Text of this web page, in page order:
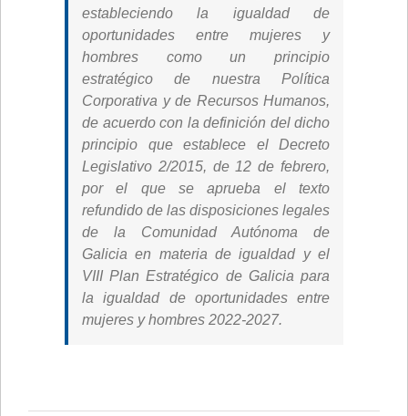
estableciendo la igualdad de
oportunidades entre mujeres y
hombres como un principio
estratégico de nuestra Política
Corporativa y de Recursos Humanos,
de acuerdo con la definición del dicho
principio que establece el Decreto
Legislativo 2/2015, de 12 de febrero,
por el que se aprueba el texto
refundido de las disposiciones legales
de la Comunidad Autónoma de
Galicia en materia de igualdad y el
VIII Plan Estratégico de Galicia para
la igualdad de oportunidades entre
mujeres y hombres 2022-2027.